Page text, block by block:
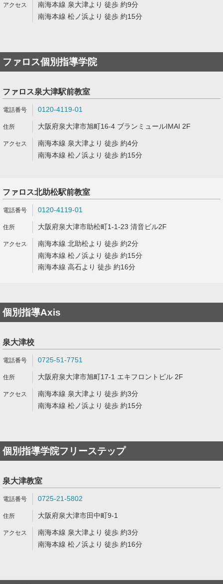
南海本線 泉大津より 徒歩 約9分
南海本線 松ノ浜より 徒歩 約15分
ファロス個別指導学院
ファロス泉大津駅前教室
0120-4119-01
大阪府泉大津市旭町16-4 ブランミュールIMAI 2F
南海本線 泉大津より 徒歩 約4分
南海本線 松ノ浜より 徒歩 約15分
ファロス北助松駅前教室
0120-4119-01
大阪府泉大津市助松町1-1-23 清音ビル2F
南海本線 北助松より 徒歩 約2分
南海本線 松ノ浜より 徒歩 約15分
南海本線 高石より 徒歩 約16分
個別指導Axis
泉大津校
0725-51-7751
大阪府泉大津市旭町17-1 エキフロントビル 2F
南海本線 泉大津より 徒歩 約3分
南海本線 松ノ浜より 徒歩 約15分
個別指導学院フリーステップ
泉大津教室
0725-21-5802
大阪府泉大津市田中町9-1
南海本線 泉大津より 徒歩 約3分
南海本線 松ノ浜より 徒歩 約16分